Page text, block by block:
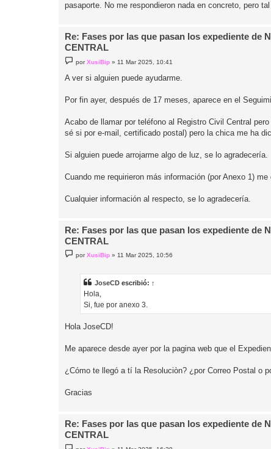
pasaporte. No me respondieron nada en concreto, pero
Re: Fases por las que pasan los expediente de
CENTRAL
e
s
e
porXusiBip » 11 Mar 2025, 10:41
A ver si alguien puede ayudarme.
Por fin ayer, después de 17 meses, aparece en el
Acabo de llamar por teléfono al Registro Civil Central
sé si por e-mail, certificado postal) pero la chica me ha
Si alguien puede arrojarme algo de luz, se lo agradecería.
Cuando me requirieron más información (por Anexo 1)
Cualquier información al respecto, se lo agradecería.
Re: Fases por las que pasan los expediente de
CENTRAL
e
porXusiBip »11 Mar 2025, 10:56
JoseCD escribió: ↑
Hola,
Si, fue por anexo 3.
Hola JoseCD!
Me aparece desde ayer por la pagina web que el
¿Cómo te llegó a tí la Resoluciòn? ¿por Correo Postal o
Gracias
Re: Fases por las que pasan los expediente de
CENTRAL